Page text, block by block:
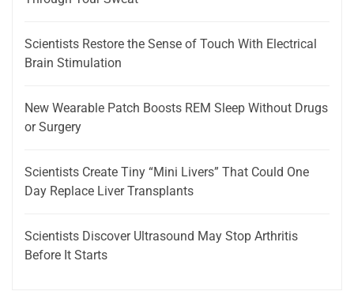
Scientists Restore the Sense of Touch With Electrical
Brain Stimulation
New Wearable Patch Boosts REM Sleep Without Drugs
or Surgery
Scientists Create Tiny “Mini Livers” That Could One
Day Replace Liver Transplants
Scientists Discover Ultrasound May Stop Arthritis
Before It Starts